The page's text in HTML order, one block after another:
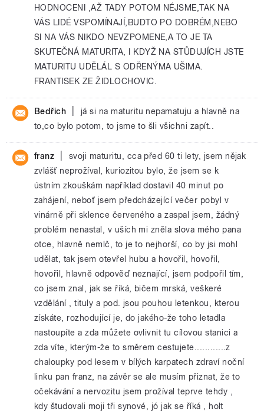
HODNOCENI ,AŽ TADY POTOM NÉJSME,TAK NA
VÁS LIDÉ VSPOMÍNAJÍ,BUDTO PO DOBRÉM,NEBO
SI NA VÁS NIKDO NEVZPOMENE,A TO JE TA
SKUTEČNÁ MATURITA, I KDYŽ NA STŮDUJÍCH JSTE
MATURITU UDĚLÁL S ODŘENÝMA UŠIMA.
FRANTISEK ZE ŽIDLOCHOVIC.
Bedřich
já si na maturitu nepamatuju a hlavně na
to,co bylo potom, to jsme to šli všichni zapít..
franz
svoji maturitu, cca před 60 ti lety, jsem nějak
zvlášť neprožíval, kuriozitou bylo, že jsem se k
ústním zkouškám například dostavil 40 minut po
zahájení, neboť jsem předcházející večer pobyl v
vinárně při sklence červeného a zaspal jsem, žádný
problém nenastal, v uších mi zněla slova mého pana
otce, hlavně nemlč, to je to nejhorší, co by jsi mohl
udělat, tak jsem otevřel hubu a hovořil, hovořil,
hovořil, hlavně odpověď neznající, jsem podpořil tím,
co jsem znal, jak se říká, bičem mrská, veškeré
vzdělání , tituly a pod. jsou pouhou letenkou, kterou
získáte, rozhodující je, do jakého-že toho letadla
nastoupíte a zda můžete ovlivnit tu cílovou stanici a
zda víte, kterým-že to směrem cestujete............z
chaloupky pod lesem v bílých karpatech zdraví noční
linku pan franz, na závěr se ale musím přiznat, že to
očekávání a nervozitu jsem prožíval teprve tehdy ,
kdy študovali moji tři synové, jó jak se říká , holt